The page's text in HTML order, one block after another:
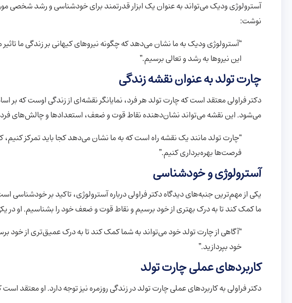
آسترولوژی ودیک می‌تواند به عنوان یک ابزار قدرتمند برای خودشناسی و رشد شخصی
نوشت:
“آسترولوژی ودیک به ما نشان می‌دهد که چگونه نیروهای کیهانی بر زندگی ما
این نیروها به رشد و تعالی برسیم.”
چارت تولد به عنوان نقشه زندگی
دکتر فراولی معتقد است که چارت تولد هر فرد، نمایانگر نقشه‌ای از زندگی اوست که
می‌شود. این نقشه می‌تواند نشان‌دهنده نقاط قوت و ضعف، استعدادها و چالش‌های
“چارت تولد مانند یک نقشه راه است که به ما نشان می‌دهد کجا باید تمرکز کنیم،
فرصت‌ها بهره‌برداری کنیم.”
آسترولوژی و خودشناسی
یکی از مهم‌ترین جنبه‌های دیدگاه دکتر فراولی درباره آسترولوژی، تاکید بر
ما کمک کند تا به درک بهتری از خود برسیم و نقاط قوت و ضعف خود را بشناسیم. او در
“آگاهی از چارت تولد خود می‌تواند به شما کمک کند تا به درک عمیق‌تری از خود
خود بپردازید.”
کاربردهای عملی چارت تولد
دکتر فراولی به کاربردهای عملی چارت تولد در زندگی روزمره نیز توجه دارد. او معتقد